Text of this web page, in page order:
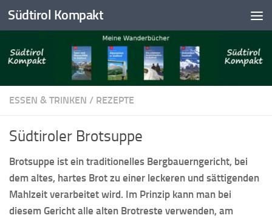
Skip to content
Südtirol Kompakt
ESSEN & TRINKEN / REZEPTE
Südtiroler Brotsuppe
Brotsuppe ist ein traditionelles Bergbauerngericht, bei
dem altes, hartes Brot zu einer leckeren und sättigenden
Mahlzeit verarbeitet wird. Im Prinzip kann man bei
diesem Gericht alle alten Brotreste verwenden, am